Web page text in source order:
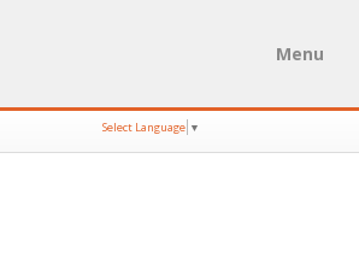
Menu
Select Language ▼